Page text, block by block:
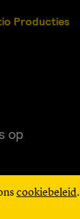
Producties
cookiebeleid.
op